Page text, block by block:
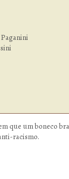
que um boneco
racismo.